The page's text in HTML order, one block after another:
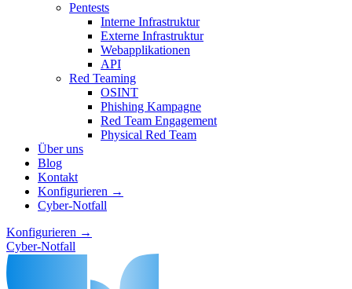
Pentests
Interne Infrastruktur
Externe Infrastruktur
Webapplikationen
API
Red Teaming
OSINT
Phishing Kampagne
Red Team Engagement
Physical Red Team
Über uns
Blog
Kontakt
Konfigurieren →
Cyber-Notfall
Konfigurieren →
Cyber-Notfall